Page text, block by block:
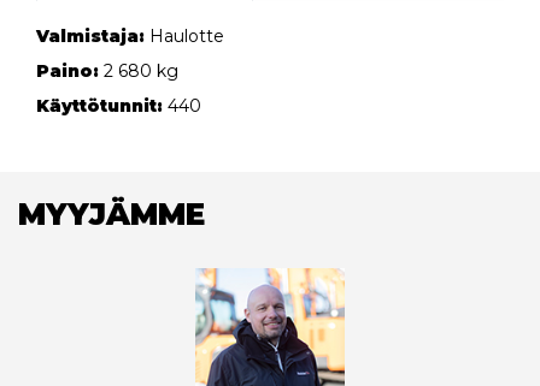
Valmistaja: Haulotte
Paino: 2 680 kg
Käyttötunnit: 440
MYYJÄMME